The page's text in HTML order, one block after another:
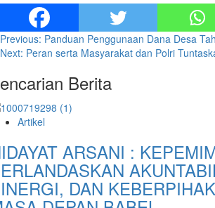
Post
navigation
Previous: Panduan Penggunaan Dana Desa
Next: Peran serta Masyarakat dan Polri
Berita
Artikel
ARSANI :
DAN